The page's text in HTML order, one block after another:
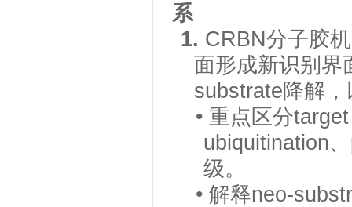
系
1. CRBN分子胶
面形成新识别界
substrate降解，
• 重点区分
ubiquitination
级。
• 解释neo-